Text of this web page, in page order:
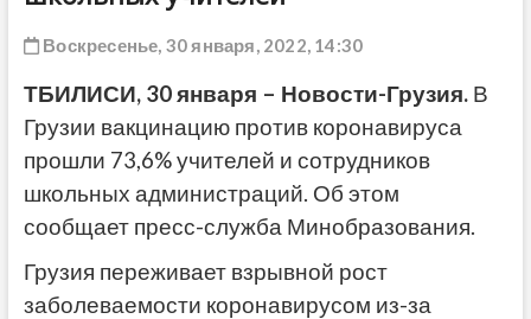
Воскресенье, 30 января, 2022, 14:30
ТБИЛИСИ, 30 января – Новости-Грузия.В
Грузии вакцинацию против коронавируса
прошли 73,6% учителей и сотрудников
школьных администраций. Об этом
сообщает пресс-служба Минобразования.
Грузия переживает взрывной рост
заболеваемости коронавирусом из-за